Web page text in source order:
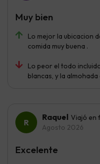
Lo mejor la ubicacion
comida muy buena .
Lo peor el todo
blancas, y la
Muy bien
Raquel Viajó en
Agosto 2026
Excelente